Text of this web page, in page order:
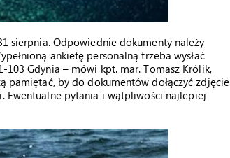
sierpnia. Odpowiednie dokumenty należy
ankietę personalną trzeba wysłać
Gdynia – mówi kpt. mar. Tomasz Królik,
pamiętać, by do dokumentów dołączyć zdjęcie
Ewentualne pytania i wątpliwości najlepiej